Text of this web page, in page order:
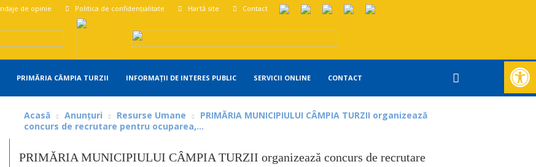
de opinie Politica de confidențialitate Hartă site Contact
PRIMĂRIA CÂMPIA TURZII INFORMAȚII DE INTERES PUBLIC SERVICII ONLINE CONTACT
Acasă Anunțuri Resurse Umane
PRIMĂRIA MUNICIPIULUI CÂMPIA TURZII organizează
concurs de recrutare pentru ocuparea,...
PRIMĂRIA MUNICIPIULUI CÂMPIA TURZII organizează concurs de recrutare
Deschide